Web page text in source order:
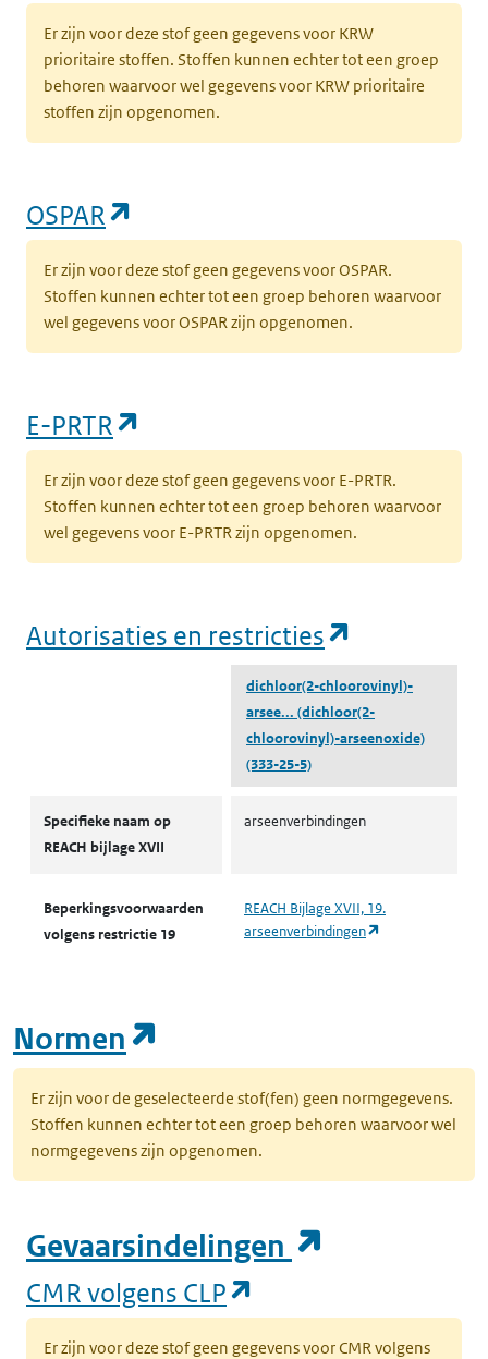
Er zijn voor deze stof geen gegevens voor KRW
prioritaire stoffen. Stoffen kunnen echter tot een groep
behoren waarvoor wel gegevens voor KRW prioritaire
stoffen zijn opgenomen.
OSPAR
Er zijn voor deze stof geen gegevens voor OSPAR.
Stoffen kunnen echter tot een groep behoren waarvoor
wel gegevens voor OSPAR zijn opgenomen.
E-PRTR
Er zijn voor deze stof geen gegevens voor E-PRTR.
Stoffen kunnen echter tot een groep behoren waarvoor
wel gegevens voor E-PRTR zijn opgenomen.
Autorisaties en restricties
dichloor(2-chloorovinyl)-
arsee... (dichloor(2-
chloorovinyl)-arseenoxide)
(333-25-5)
Specifieke naam op
REACH bijlage XVII
arseenverbindingen
Beperkingsvoorwaarden
volgens restrictie 19
REACH Bijlage XVII, 19.
arseenverbindingen
Normen
Er zijn voor de geselecteerde stof(fen) geen normgegevens.
Stoffen kunnen echter tot een groep behoren waarvoor wel
normgegevens zijn opgenomen.
Gevaarsindelingen
CMR volgens CLP
Er zijn voor deze stof geen gegevens voor CMR volgens